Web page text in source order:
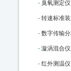
- 臭氧测定仪
- 转速标准
- 数字传输
- 漩涡混合仪
- 红外测温仪